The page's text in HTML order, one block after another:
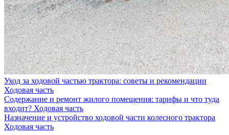
Уход за ходовой частью трактора: советы и рекомендации
Ходовая часть
Содержание и ремонт жилого помещения: тарифы и что туда
входит? Ходовая часть
Назначение и устройство ходовой части колесного трактора
Ходовая часть